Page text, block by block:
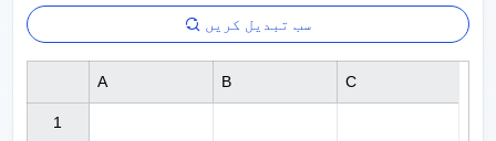
سب تبدیل کریں
1
A B C